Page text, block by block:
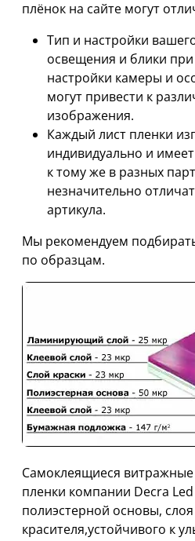
плёнок на сайте могут
Тип и настройки
освещения и блики
настройки камеры и
могут привести к
изображения.
Каждый лист пленки
индивидуально и
к тому же в разных
незначительно
артикула.
Мы рекомендуем
по образцам.
Самоклеящиеся
пленки компании Decra Led
полиэстерной основы,
красителя,устойчивого к